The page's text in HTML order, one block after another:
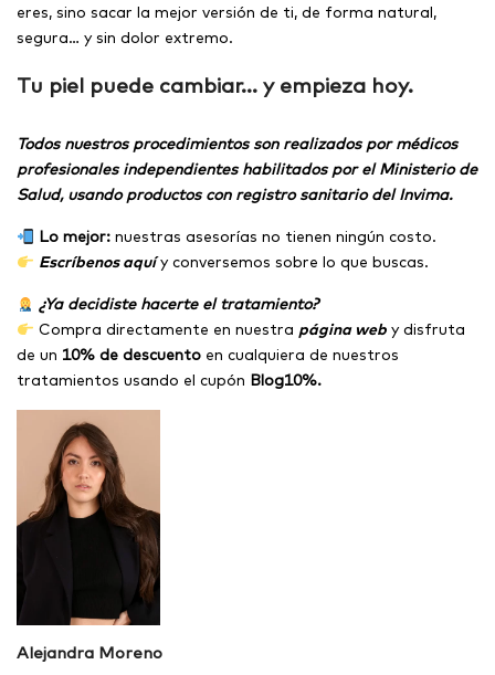
eres, sino sacar la mejor versión de ti, de forma natural,
segura… y sin dolor extremo.
Tu piel puede cambiar… y empieza hoy.
Todos nuestros procedimientos son realizados por médicos
profesionales independientes habilitados por el Ministerio de
Salud, usando productos con registro sanitario del Invima.
Lo mejor:nuestras asesorías no tienen ningún costo.
Escríbenos aquíy conversemos sobre lo que buscas.
¿Ya decidiste hacerte el tratamiento?
Compra directamente en nuestra página weby disfruta
de un 10% de descuento en cualquiera de nuestros
tratamientos usando el cupón Blog10%.
Alejandra Moreno